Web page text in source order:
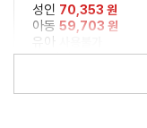
성인 70,353 원
아동 59,703 원
유아
60세이상59,703 원